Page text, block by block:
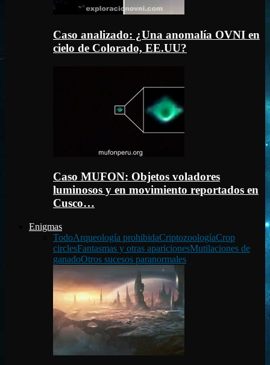
Caso analizado: ¿Una anomalía OVNI en
cielo de Colorado, EE.UU?
Caso MUFON: Objetos voladores
luminosos y en movimiento reportados en
Cusco…
Enigmas
TodoArqueología prohibidaCriptozoologíaCrop
circlesFantasmas y otras aparicionesMutilaciones de
ganadoOtros sucesos paranormales